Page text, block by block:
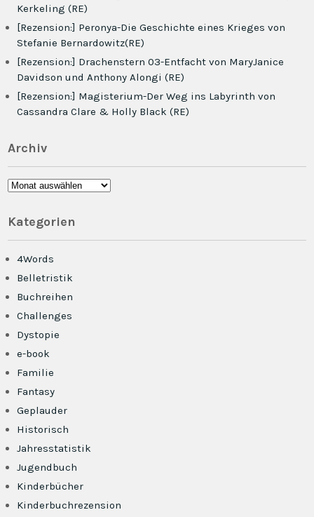
Kerkeling (RE)
[Rezension:] Peronya-Die Geschichte eines Krieges von
Stefanie Bernardowitz(RE)
[Rezension:] Drachenstern 03-Entfacht von MaryJanice
Davidson und Anthony Alongi (RE)
[Rezension:] Magisterium-Der Weg ins Labyrinth von
Cassandra Clare & Holly Black (RE)
Archiv
Archiv
Kategorien
4Words
Belletristik
Buchreihen
Challenges
Dystopie
e-book
Familie
Fantasy
Geplauder
Historisch
Jahresstatistik
Jugendbuch
Kinderbücher
Kinderbuchrezension